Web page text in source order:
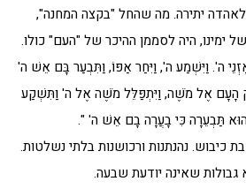
יתירה. מה שהחל "בקצה המחנה",
ימינו, היה לסממן ההיכר של "העם" כולו.
ה'. וַיִּשְׁמַע ה', וַיִּחַר אַפּוֹ, וַתִּבְעַר בָּם אֵשׁ ה'
הָעָם אֶל מֹשֶׁה, וַיִּתְפַּלֵּל מֹשֶׁה אֶל ה' וַתִּשְׁקַע
תַּבְעֵרָה כִּי בָעֲרָה בָם אֵשׁ ה' ".
כיבוש. נהנתנות ורכושנות בלתי נשלטות.
גבולות שאינה יודעת שבעה.